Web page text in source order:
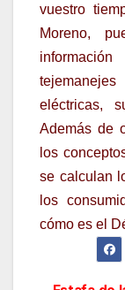
vuestro
Moreno,
eléctricas,
Además de
los
se calculan
los
cómo es el